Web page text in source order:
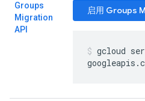
Groups
Migration
API
启用 Groups
gcloud
googleapis .